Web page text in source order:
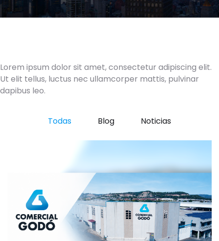
Lorem ipsum dolor sit amet, consectetur adipiscing elit.
Ut elit tellus, luctus nec ullamcorper mattis, pulvinar
dapibus leo.
Todas Blog Noticias